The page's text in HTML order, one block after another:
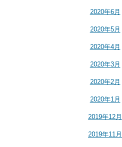
2020年6月
2020年5月
2020年4月
2020年3月
2020年2月
2020年1月
2019年12月
2019年11月